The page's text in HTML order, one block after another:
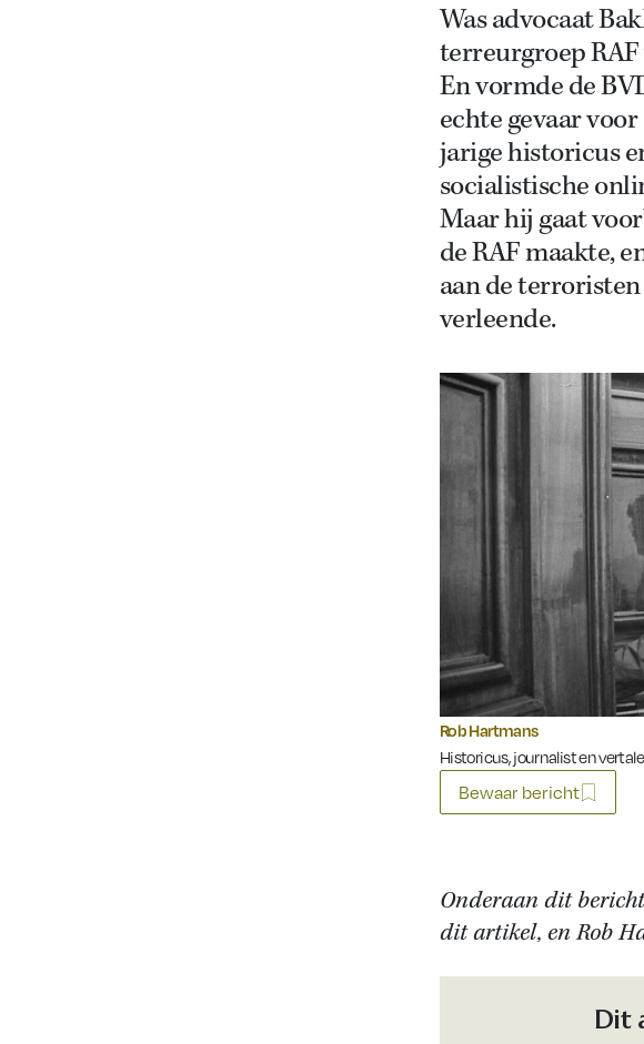
Was advocaat
terreurgroep
En vormde de
echte gevaar
jarige historicus
socialistische
Maar hij gaat
de RAF maakte,
aan de
verleende.
Rob Hartmans
Historicus, journalist en
Bewaar bericht
Onderaan dit
dit artikel, en Rob
Dit